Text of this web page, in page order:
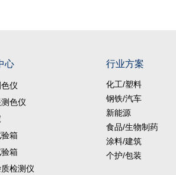
心
仪
色仪
箱
箱
检测仪
行业方案
化工/塑料
钢铁/汽车
新能源
食品/生物制药
涂料/建筑
个护/包装